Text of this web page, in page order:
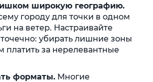
широкую географию.
городу для точки в одном
на ветер. Настраивайте
точечно: убирать лишние зоны
платить за нерелевантные
форматы. Многие